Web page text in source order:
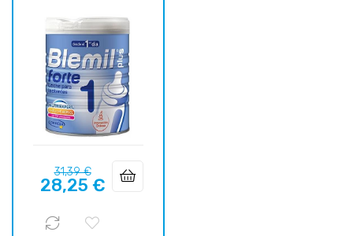
Prix
habituel
31,39 €Prix
28,25 €